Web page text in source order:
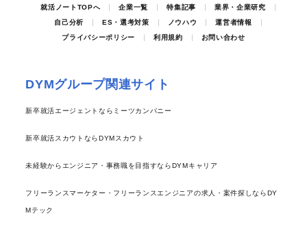
就活ノートTOPへ 企業一覧 特集記事
業界・企業研究
自己分析
ES・選考対策 ノウハウ
運営者情報
プライバシーポリシー
利用規約 お問い合わせ
DYMグループ関連サイト
新卒就活エージェントならミーツカンパニー
新卒就活スカウトならDYMスカウト
未経験からエンジニア・事務職を目指すならDYMキャリア
フリーランスマーケター・フリーランスエンジニアの求人・案件探しならDY
Mテック